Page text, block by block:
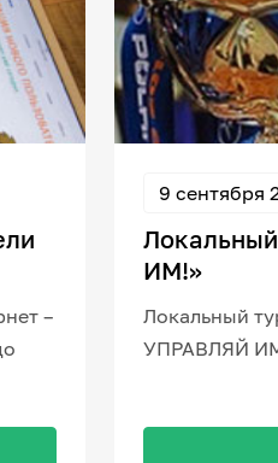
–
9 сентября
ИМ!»
Локальный
УПРАВЛЯЙ